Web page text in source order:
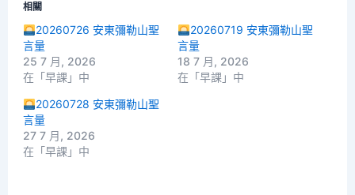
相關
20260726 安東彌勒山聖
言量
25 7 月, 2026
在「早課」中
20260719 安東彌勒山聖
言量
18 7 月, 2026
在「早課」中
20260728 安東彌勒山聖
言量
27 7 月, 2026
在「早課」中